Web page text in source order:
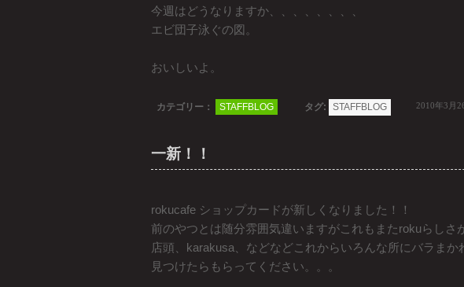
今週はどうなりますか、、、、、、、、
エビ団子泳ぐの図。
おいしいよ。
カテゴリー： STAFFBLOG タグ: STAFFBLOG 2010年3月
一新！！
rokucafe ショップカードが新しくなりました！！
前のやつとは随分雰囲気違いますがこれもまたrokuらしさ
店頭、karakusa、などなどこれからいろんな所にバラまか
見つけたらもらってください。。。